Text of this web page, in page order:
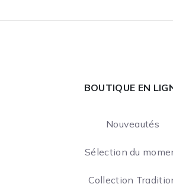
BOUTIQUE EN
Nouveautés
Sélection du
Collection